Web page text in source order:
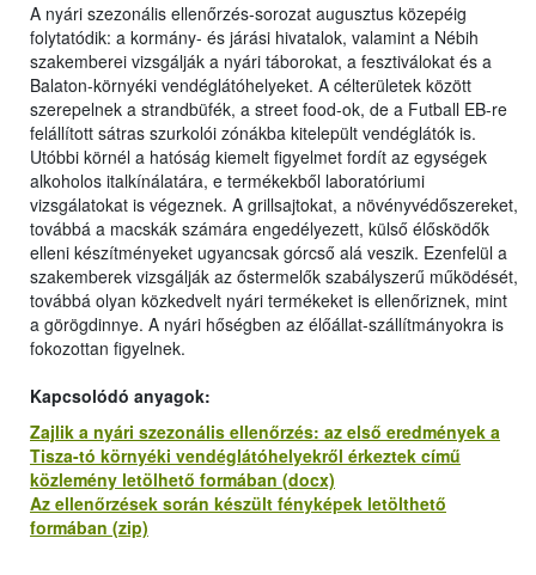
A nyári szezonális ellenőrzés-sorozat augusztus közepéig
folytatódik: a kormány- és járási hivatalok, valamint a Nébih
szakemberei vizsgálják a nyári táborokat, a fesztiválokat és a
Balaton-környéki vendéglátóhelyeket. A célterületek között
szerepelnek a strandbüfék, a street food-ok, de a Futball EB-re
felállított sátras szurkolói zónákba kitelepült vendéglátók is.
Utóbbi körnél a hatóság kiemelt figyelmet fordít az egységek
alkoholos italkínálatára, e termékekből laboratóriumi
vizsgálatokat is végeznek. A grillsajtokat, a növényvédőszereket,
továbbá a macskák számára engedélyezett, külső élősködők
elleni készítményeket ugyancsak górcső alá veszik. Ezenfelül a
szakemberek vizsgálják az őstermelők szabályszerű működését,
továbbá olyan közkedvelt nyári termékeket is ellenőriznek, mint
a görögdinnye. A nyári hőségben az élőállat-szállítmányokra is
fokozottan figyelnek.
Kapcsolódó anyagok:
Zajlik a nyári szezonális ellenőrzés: az első eredmények a
Tisza-tó környéki vendéglátóhelyekről érkeztek című
közlemény letölhető formában (docx)
Az ellenőrzések során készült fényképek letölthető
formában (zip)